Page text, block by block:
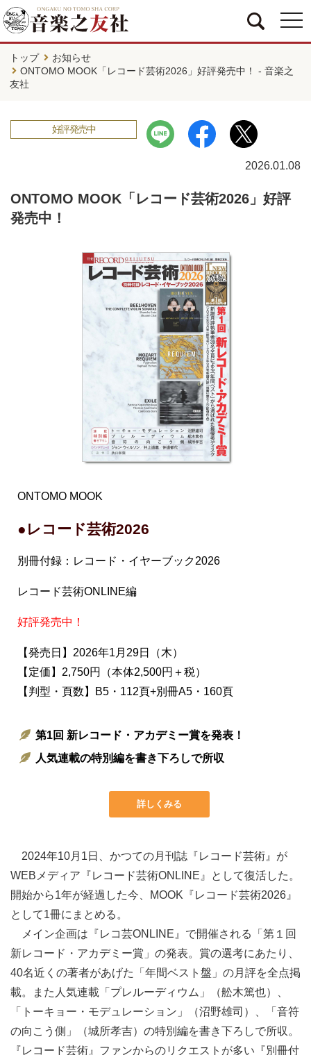
トップ
お知らせ
ONTOMO MOOK「レコード芸術2026」好評発売中！ - 音楽之
友社
好評発売中
2026.01.08
ONTOMO MOOK「レコード芸術2026」好評
発売中！
ONTOMO MOOK
●レコード芸術2026
別冊付録：レコード・イヤーブック2026
レコード芸術ONLINE編
好評発売中！
【発売日】2026年1月29日（木）
【定価】2,750円（本体2,500円＋税）
【判型・頁数】B5・112頁+別冊A5・160頁
第1回 新レコード・アカデミー賞を発表！
人気連載の特別編を書き下ろしで所収
詳しくみる
2024年10月1日、かつての月刊誌『レコード芸術』が
WEBメディア『レコード芸術ONLINE』として復活した。
開始から1年が経過した今、MOOK『レコード芸術2026』
として1冊にまとめる。
メイン企画は『レコ芸ONLINE』で開催される「第１回
新レコード・アカデミー賞」の発表。賞の選考にあたり、
40名近くの著者があげた「年間ベスト盤」の月評を全点掲
載。また人気連載「プレルーディウム」（舩木篤也）、
「トーキョー・モデュレーション」（沼野雄司）、「音符
の向こう側」（城所孝吉）の特別編を書き下ろしで所収。
『レコード芸術』ファンからのリクエストが多い『別冊付